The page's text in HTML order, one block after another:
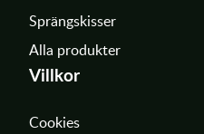
Sprängskisser
Alla produkter
Villkor
Cookies